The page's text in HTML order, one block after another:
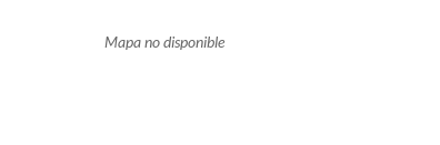
Mapa no disponible